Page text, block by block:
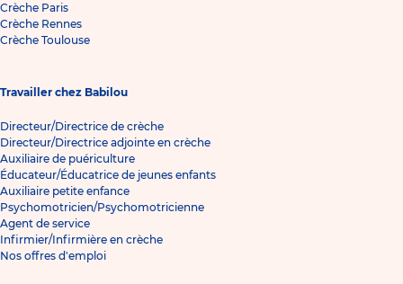
Crèche Paris
Crèche Rennes
Crèche Toulouse
Travailler chez Babilou
Directeur/Directrice de crèche
Directeur/Directrice adjointe en crèche
Auxiliaire de puériculture
Éducateur/Éducatrice de jeunes enfants
Auxiliaire petite enfance
Psychomotricien/Psychomotricienne
Agent de service
Infirmier/Infirmière en crèche
Nos offres d'emploi